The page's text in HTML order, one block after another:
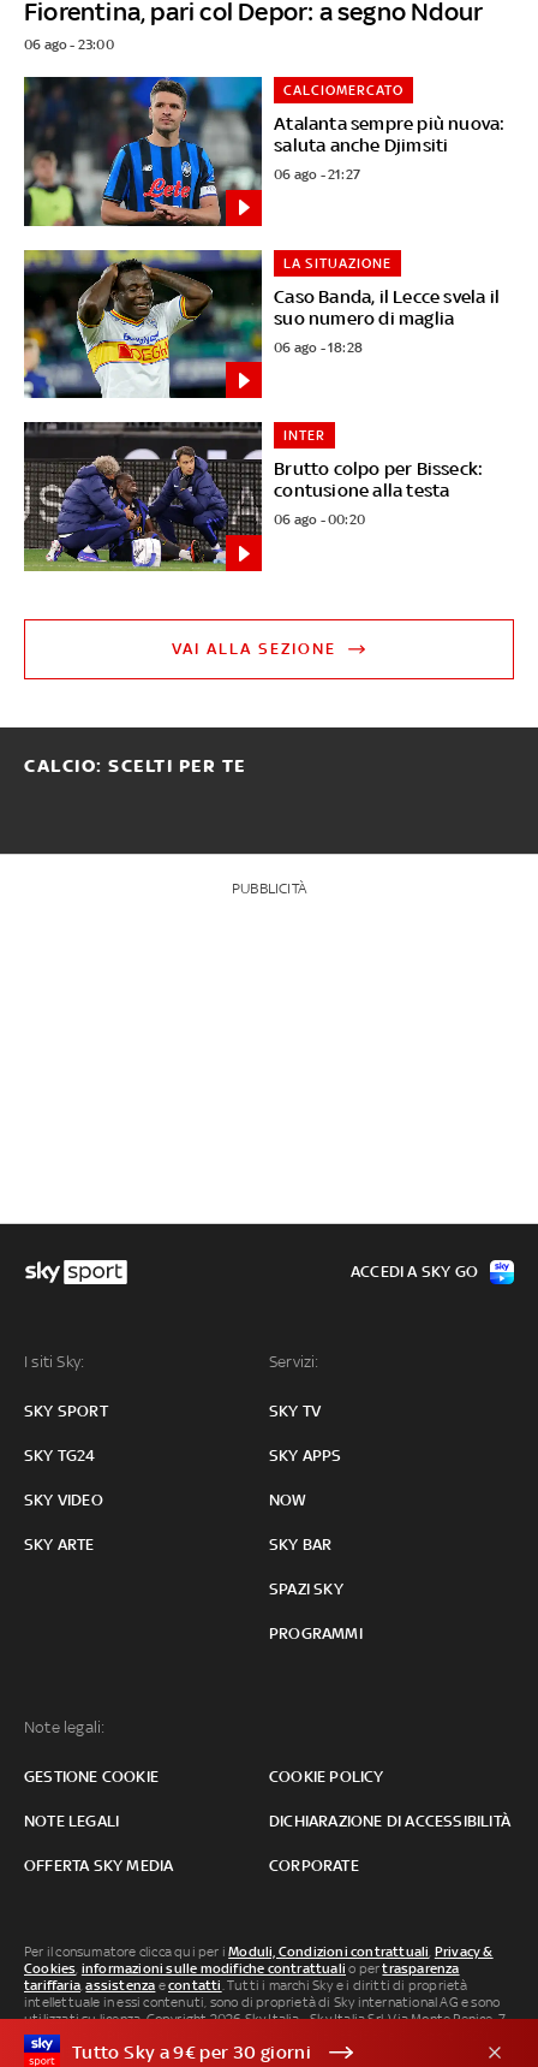
Fiorentina, pari col Depor: a segno Ndour
06 ago - 23:00
Atalanta sempre più nuova:
saluta anche Djimsiti
CALCIOMERCATO
06 ago - 21:27
Caso Banda, il Lecce svela il
suo numero di maglia
LA SITUAZIONE
06 ago - 18:28
Brutto colpo per Bisseck:
contusione alla testa
INTER
06 ago - 00:20
VAI ALLA SEZIONE
CALCIO: SCELTI PER TE
PUBBLICITÀ
I siti Sky:
SKY SPORT
SKY TG24
SKY VIDEO
SKY ARTE
Servizi:
SKY TV
SKY APPS
NOW
SKY BAR
SPAZI SKY
PROGRAMMI
Note legali:
GESTIONE COOKIE COOKIE POLICY
NOTE LEGALI DICHIARAZIONE DI ACCESSIBILITÀ
OFFERTA SKY MEDIA CORPORATE
ACCEDI A SKY GO
Per il consumatore clicca qui per iModuli, Condizioni contrattuali, Privacy &
Cookies, informazioni sulle modifiche contrattuali o pertrasparenza
tariffaria,assistenza econtatti. Tutti i marchi Sky e i diritti di proprietà
intellettuale in essi contenuti, sono di proprietà di Sky international AG e sono
utilizzati su licenza. Copyright 2026 Sky Italia - Sky Italia Srl Via Monte Penice, 7 -
20138 Milano P.IVA 04619241005. SkyTG24: ISSN 3035-1537 e SkySport: ISSN
3035-1545.Segnalazione Abusi
Tutto Sky a 9€ per 30 giorni